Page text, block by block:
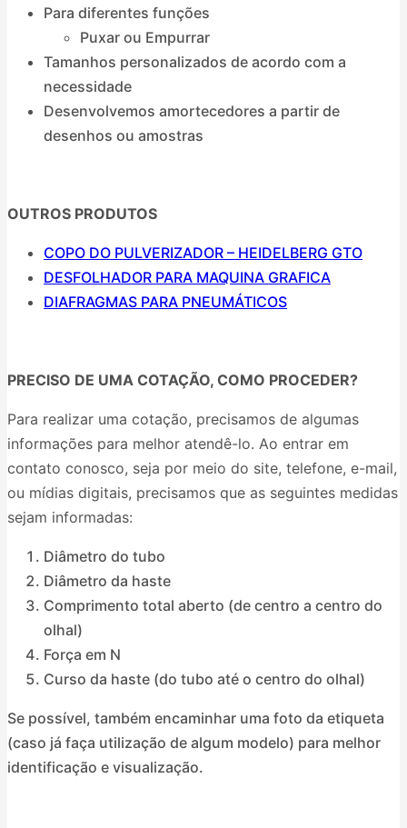
Para diferentes funções
Puxar ou Empurrar
Tamanhos personalizados de acordo com a
necessidade
Desenvolvemos amortecedores a partir de
desenhos ou amostras
OUTROS PRODUTOS
COPO DO PULVERIZADOR – HEIDELBERG GTO
DESFOLHADOR PARA MAQUINA GRAFICA
DIAFRAGMAS PARA PNEUMÁTICOS
PRECISO DE UMA COTAÇÃO, COMO PROCEDER?
Para realizar uma cotação, precisamos de algumas
informações para melhor atendê-lo. Ao entrar em
contato conosco, seja por meio do site, telefone, e-mail,
ou mídias digitais, precisamos que as seguintes medidas
sejam informadas:
Diâmetro do tubo
Diâmetro da haste
Comprimento total aberto (de centro a centro do
olhal)
Força em N
Curso da haste (do tubo até o centro do olhal)
Se possível, também encaminhar uma foto da etiqueta
(caso já faça utilização de algum modelo) para melhor
identificação e visualização.